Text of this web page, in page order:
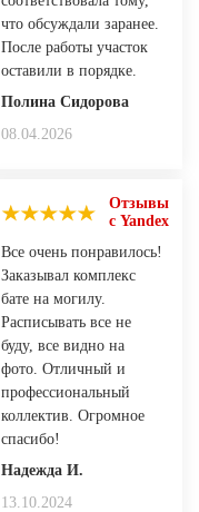
что обсуждали заранее.
После работы участок
оставили в порядке.
Полина Сидорова
08.04.2026
Отзывы
с Yandex
Все очень понравилось!
Заказывал комплекс
бате на могилу.
Расписывать все не
буду, все видно на
фото. Отличный и
профессиональный
коллектив. Огромное
спасибо!
Надежда И.
13.10.2024